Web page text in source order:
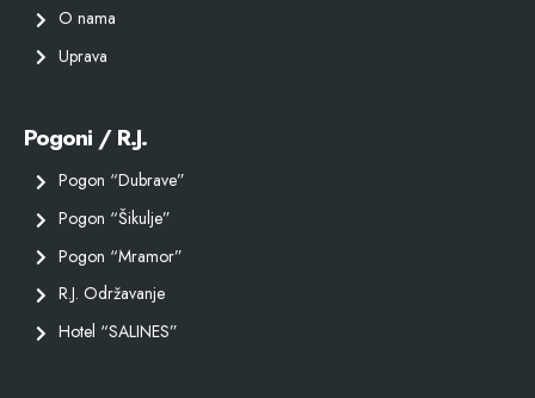
O nama
Uprava
Pogoni / R.J.
Pogon “Dubrave”
Pogon “Šikulje”
Pogon “Mramor”
R.J. Održavanje
Hotel “SALINES”